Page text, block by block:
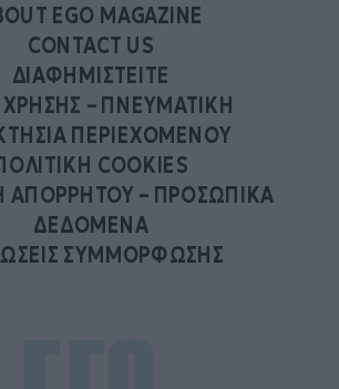
EGO MAGAZINE
CONTACT US
ΔΙΑΦΗΜΙΣΤΕΙΤΕ
– ΠΝΕΥΜΑΤΙΚΗ
ΠΕΡΙΕΧΟΜΕΝΟΥ
COOKIES
ΑΠΟΡΡΗΤΟΥ – ΠΡΟΣΩΠΙΚΑ
ΔΕΔΟΜΕΝΑ
ΣΥΜΜΟΡΦΩΣΗΣ